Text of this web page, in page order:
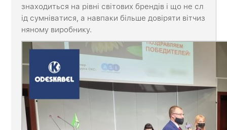
знаходиться на рівні світових брендів і що не сл
ід сумніватися, а навпаки більше довіряти вітчиз
няному виробнику.